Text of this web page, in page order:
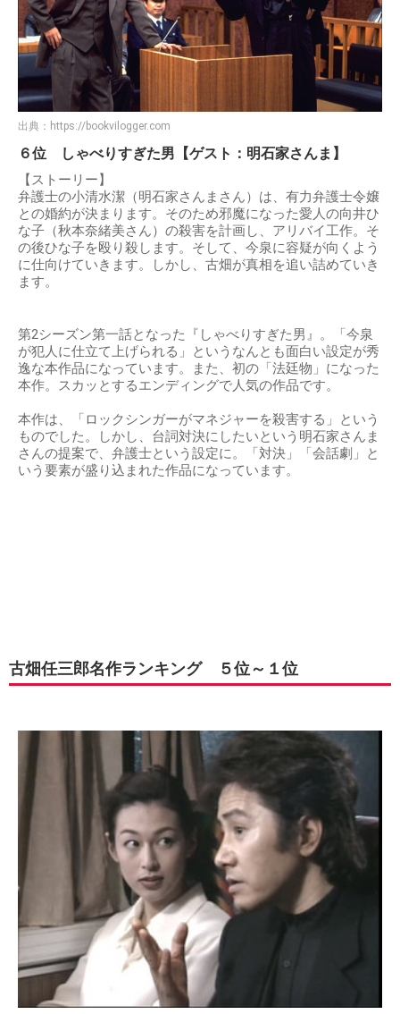
出典： https://bookvilogger.com
６位 しゃべりすぎた男【ゲスト：明石家さんま】
【ストーリー】
弁護士の小清水潔（明石家さんまさん）は、有力弁護士令嬢
との婚約が決まります。そのため邪魔になった愛人の向井ひ
な子（秋本奈緒美さん）の殺害を計画し、アリバイ工作。そ
の後ひな子を殴り殺します。そして、今泉に容疑が向くよう
に仕向けていきます。しかし、古畑が真相を追い詰めていき
ます。
第2シーズン第一話となった『しゃべりすぎた男』。「今泉
が犯人に仕立て上げられる」というなんとも面白い設定が秀
逸な本作品になっています。また、初の「法廷物」になった
本作。スカッとするエンディングで人気の作品です。
本作は、「ロックシンガーがマネジャーを殺害する」という
ものでした。しかし、台詞対決にしたいという明石家さんま
さんの提案で、弁護士という設定に。「対決」「会話劇」と
いう要素が盛り込まれた作品になっています。
古畑任三郎名作ランキング ５位～１位